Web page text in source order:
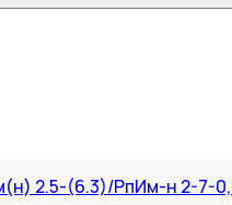
2.5-(6.3)/РпИм-н 2-7-